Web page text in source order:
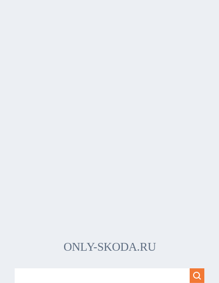
ONLY-SKODA.RU